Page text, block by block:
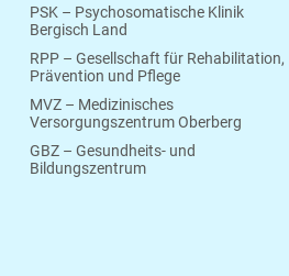
PSK – Psychosomatische Klinik
Bergisch Land
RPP – Gesellschaft für Rehabilitation,
Prävention und Pflege
MVZ – Medizinisches
Versorgungszentrum Oberberg
GBZ – Gesundheits- und
Bildungszentrum